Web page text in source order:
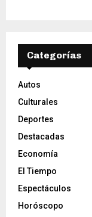
Categorías
Autos
Culturales
Deportes
Destacadas
Economía
El Tiempo
Espectáculos
Horóscopo